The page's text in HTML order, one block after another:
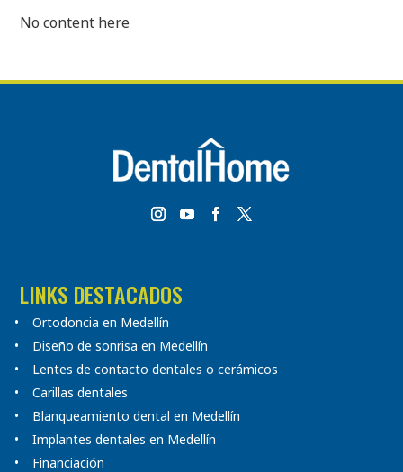
No content here
LINKS DESTACADOS
Ortodoncia en Medellín
Diseño de sonrisa en Medellín
Lentes de contacto dentales o cerámicos
Carillas dentales
Blanqueamiento dental en Medellín
Implantes dentales en Medellín
Financiación